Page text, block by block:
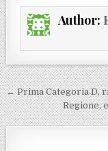
Author:
← Prima Categoria D,
Regione,